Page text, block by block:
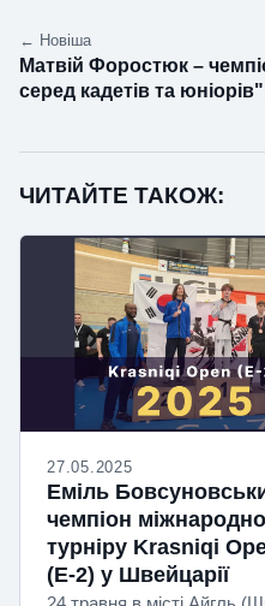
← Новіша
Матвій Форостюк –
серед кадетів та
ЧИТАЙТЕ ТАКОЖ:
27.05.2025
Еміль
чемпіон
турніру Krasniqi
(E-2) у Швейцарії